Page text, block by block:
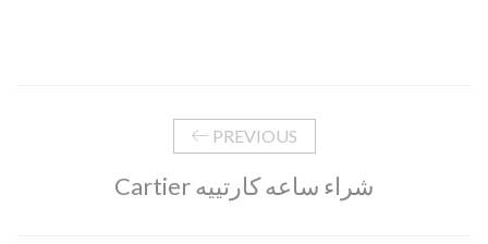
PREVIOUS
شراء ساعه كارتييه Cartier